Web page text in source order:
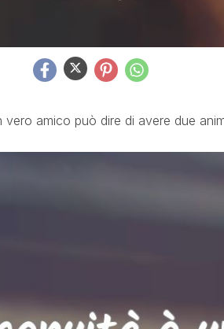
vero amico può dire di avere due